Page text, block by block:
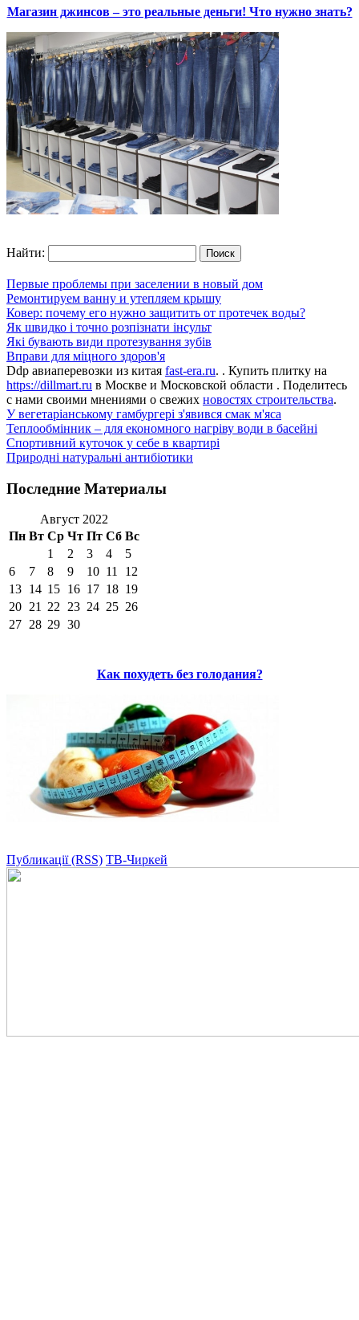
Магазин джинсов – это реальные деньги! Что нужно знать?
Найти:
Первые проблемы при заселении в новый дом
Ремонтируем ванну и утепляем крышу
Ковер: почему его нужно защитить от протечек воды?
Як швидко і точно розпізнати інсульт
Які бувають види протезування зубів
Вправи для міцного здоров'я
Ddp авиаперевозки из китая fast-era.ru. . Купить плитку на
https://dillmart.ru в Москве и Московской области . Поделитесь
с нами своими мнениями о свежих новостях строительства.
У вегетаріанському гамбургері з'явився смак м'яса
Теплообмінник – для економного нагріву води в басейні
Спортивний куточок у себе в квартирі
Природні натуральні антибіотики
Последние Материалы
Август 2022
Пн Вт Ср Чт Пт Сб Вс
1
2 3 4
5
6
7 8 9 10 11
12
13 14 15 16 17 18 19
20 21 22 23 24 25 26
27 28 29 30
Как похудеть без голодания?
Публикації (RSS) ТВ-Чиркей